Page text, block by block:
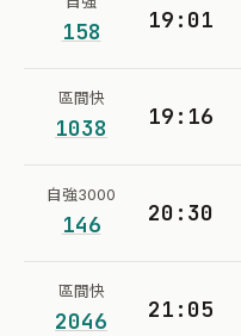
158 19:01
區間快
1038 19:16
自強3000
146 20:30
區間快
2046 21:05